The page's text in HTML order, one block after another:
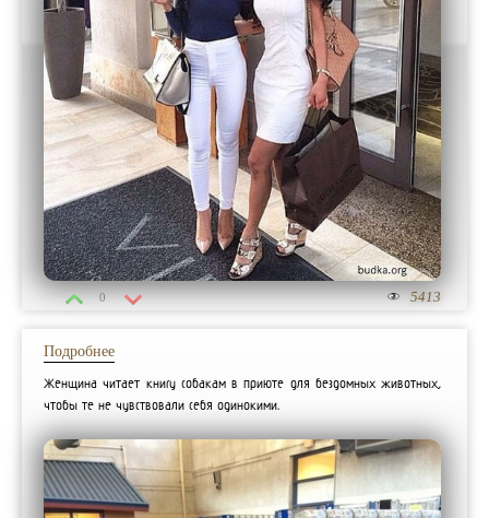
5413
0
Подробнее
Женщина читает книгу собакам в приюте для бездомных животных,
чтобы те не чувствовали себя одинокими.